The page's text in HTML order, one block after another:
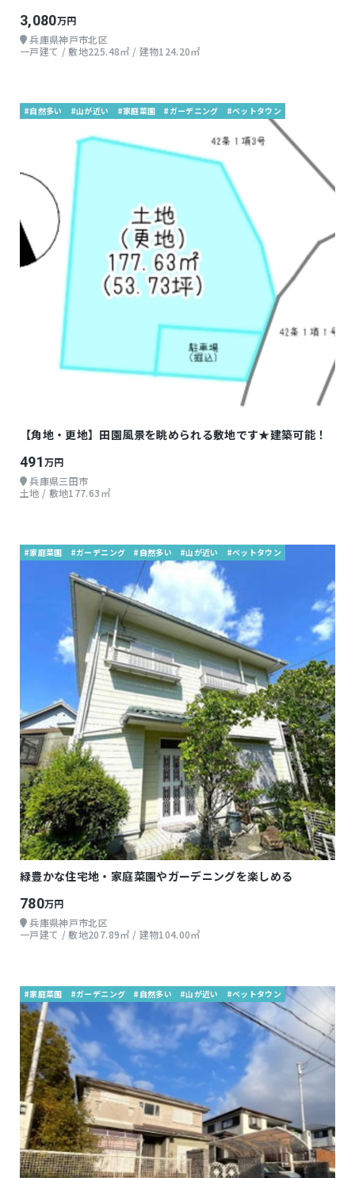
3,080万円
兵庫県神戸市北区
一戸建て / 敷地225.48㎡ / 建物124.20㎡
#自然多い #山が近い #家庭菜園 #ガーデニング #ベットタウン
【角地・更地】田園風景を眺められる敷地です★建築可能！
491万円
兵庫県三田市
土地 / 敷地177.63㎡
#家庭菜園 #ガーデニング #自然多い #山が近い #ベットタウン
緑豊かな住宅地・家庭菜園やガーデニングを楽しめる
780万円
兵庫県神戸市北区
一戸建て / 敷地207.89㎡ / 建物104.00㎡
#家庭菜園 #ガーデニング #自然多い #山が近い #ベットタウン